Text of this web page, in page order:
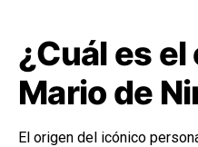
¿Cuál es
Mario de
El origen del icónico